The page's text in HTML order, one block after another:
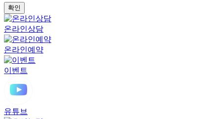
온라인상담
온라인예약
이벤트
유튜브